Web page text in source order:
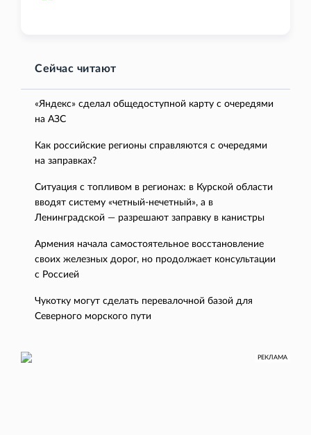
Сейчас читают
«Яндекс» сделал общедоступной карту с очередями
на АЗС
Как российские регионы справляются с очередями
на заправках?
Ситуация с топливом в регионах: в Курской области
вводят систему «четный-нечетный», а в
Ленинградской — разрешают заправку в канистры
Армения начала самостоятельное восстановление
своих железных дорог, но продолжает консультации
с Россией
Чукотку могут сделать перевалочной базой для
Северного морского пути
РЕКЛАМА